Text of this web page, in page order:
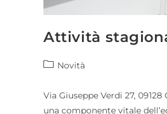
Attività
Novità
Via Giuseppe Verdi 27,
una componente vitale